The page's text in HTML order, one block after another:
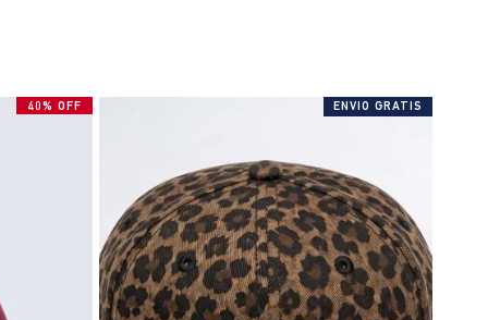
40% OFF ENVIO GRATIS